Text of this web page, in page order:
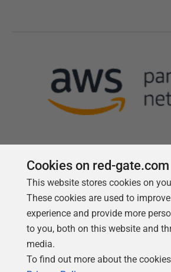
Follow us
Cookies on red-gate.com
This website stores cookies on
These cookies are used to
experience and provide more
to you, both on this website and
media.
To find out more about the